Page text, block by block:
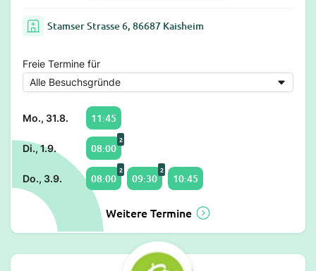
Stamser Strasse 6, 86687 Kaisheim
Freie Termine für
Mo., 31.8. 11:45
Di., 1.9. 08:00
2
Do., 3.9. 08:00
2
09:30
2
10:45
Weitere Termine